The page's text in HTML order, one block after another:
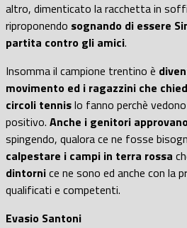
altro, dimenticato la racchetta in
riproponendo sognando di essere
partita contro gli amici.
Insomma il campione trentino è
movimento ed i ragazzini che
circoli tennislo fanno perchè
positivo. Anche i genitori
spingendo, qualora ce ne fosse
calpestare i campi in terra rossa
dintornice ne sono ed anche con la
qualificati e competenti.
Evasio Santoni